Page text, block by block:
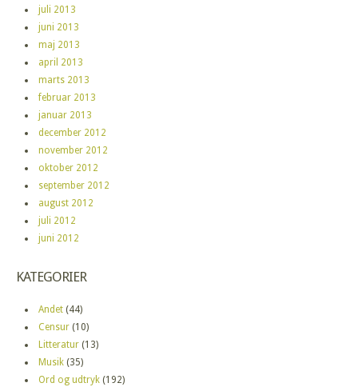
juli 2013
juni 2013
maj 2013
april 2013
marts 2013
februar 2013
januar 2013
december 2012
november 2012
oktober 2012
september 2012
august 2012
juli 2012
juni 2012
KATEGORIER
Andet (44)
Censur (10)
Litteratur (13)
Musik (35)
Ord og udtryk (192)